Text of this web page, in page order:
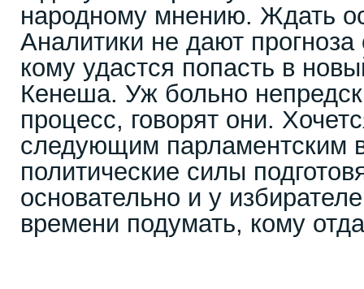
народному мнению. Ждать
Аналитики не дают прогноза
кому удастся попасть в
Кенеша. Уж больно
процесс, говорят они.
следующим парламентским
политические силы
основательно и у
времени подумать, кому